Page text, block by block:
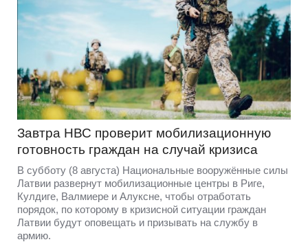
Завтра НВС проверит мобилизационную
готовность граждан на случай кризиса
В субботу (8 августа) Национальные вооружённые силы
Латвии развернут мобилизационные центры в Риге,
Кулдиге, Валмиере и Алуксне, чтобы отработать
порядок, по которому в кризисной ситуации граждан
Латвии будут оповещать и призывать на службу в
армию.